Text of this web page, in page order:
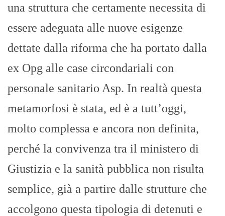
una struttura che certamente necessita di
essere adeguata alle nuove esigenze
dettate dalla riforma che ha portato dalla
ex Opg alle case circondariali con
personale sanitario Asp. In realtà questa
metamorfosi è stata, ed è a tutt’oggi,
molto complessa e ancora non definita,
perché la convivenza tra il ministero di
Giustizia e la sanità pubblica non risulta
semplice, già a partire dalle strutture che
accolgono questa tipologia di detenuti e